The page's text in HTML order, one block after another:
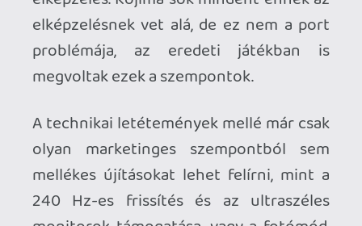
Ahhoz, hogy te is hozzászólj, be kell
jelentkezned!
KiswechPS3 2020.08.19 09:40:42 #0013c
Igen, 2080-on kellemesen fut, de a DS
sokkal komolyabb a DLSS-nek
köszönhetően 🙂
mcmacko
2020.08.18 00:58:10